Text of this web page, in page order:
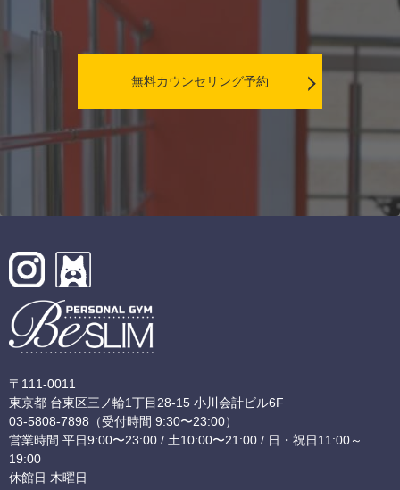
無料カウンセリング予約
〒111-0011
東京都 台東区三ノ輪1丁目28-15 小川会計ビル6F
03-5808-7898 （受付時間 9:30〜23:00）
営業時間 平日9:00〜23:00 / 土10:00〜21:00 / 日・祝日11:00～
19:00
休館日 木曜日